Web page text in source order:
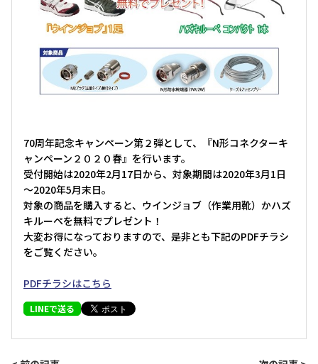
70周年記念キャンペーン第２弾として、『N形コネクターキ
ャンペーン２０２０春』を行います。
受付開始は2020年2月17日から、対象期間は2020年3月1日
～2020年5月末日。
対象の商品を購入すると、ウインジョブ（作業用靴）かハズ
キルーペを無料でプレゼント！
大変お得になっておりますので、是非とも下記のPDFチラシ
をご覧ください。
PDFチラシはこちら
LINEで送る